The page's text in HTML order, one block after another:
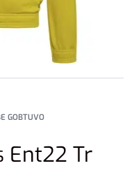
GOBTUVO
Ent22 Tr